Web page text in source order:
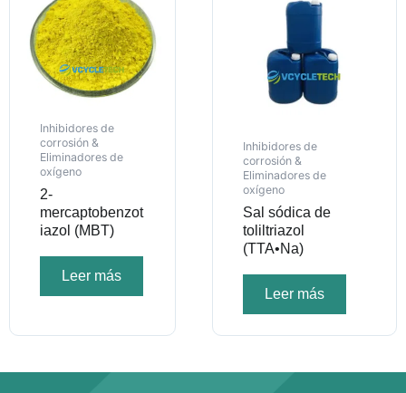
Inhibidores de
corrosión &
Eliminadores de
oxígeno
2-
mercaptobenzot
iazol (MBT)
Leer más
Inhibidores de
corrosión &
Eliminadores de
oxígeno
Sal sódica de
toliltriazol
(TTA•Na)
Leer más